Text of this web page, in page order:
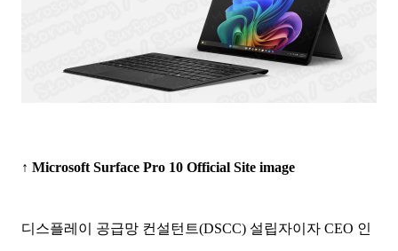
↑ Microsoft Surface Pro 10 Official Site image
디스플레이 공급망 컨설턴트(DSCC) 설립자이자 CEO 인